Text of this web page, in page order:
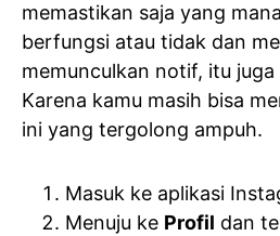
memastikan saja yang
berfungsi atau tidak dan
memunculkan notif, itu juga
Karena kamu masih bisa
ini yang tergolong ampuh.
Masuk ke aplikasi
Menuju ke Profil dan